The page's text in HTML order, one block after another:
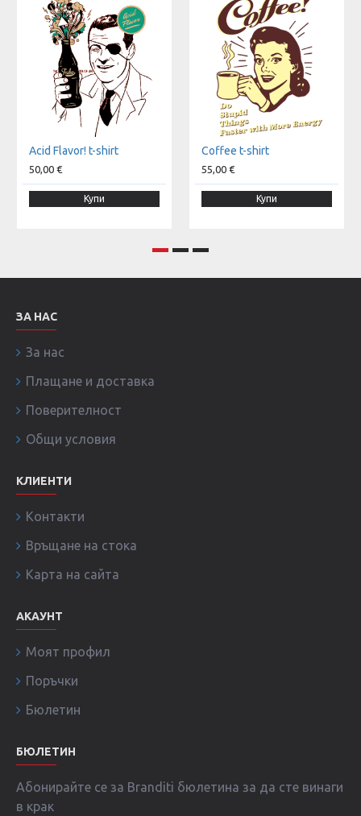
Acid Flavor! t-shirt
50,00 €
Купи
Coffee t-shirt
55,00 €
Купи
ЗА НАС
За нас
Плащане и доставка
Поверителност
Общи условия
КЛИЕНТИ
Контакти
Връщане на стока
Карта на сайта
АКАУНТ
Моят профил
Поръчки
Бюлетин
БЮЛЕТИН
Абонирайте се за Branditi бюлетина за да сте винаги
в крак